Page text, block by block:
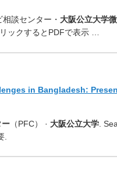
談センター・ 大阪公立大学
ックするとPDFで表示 …
in Bangladesh:
ー （PFC） · 大阪公立大学 .
.